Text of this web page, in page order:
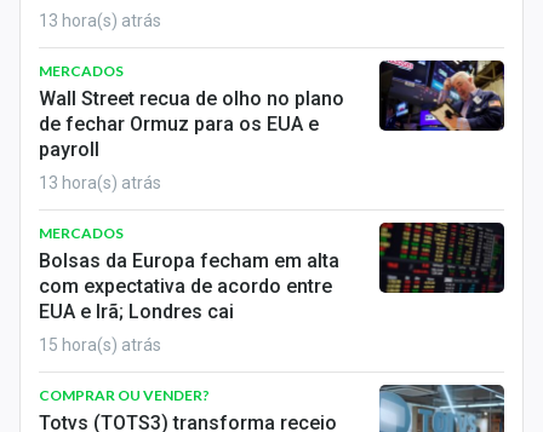
13 hora(s) atrás
MERCADOS
Wall Street recua de olho no plano
de fechar Ormuz para os EUA e
payroll
13 hora(s) atrás
MERCADOS
Bolsas da Europa fecham em alta
com expectativa de acordo entre
EUA e Irã; Londres cai
15 hora(s) atrás
COMPRAR OU VENDER?
Totvs (TOTS3) transforma receio